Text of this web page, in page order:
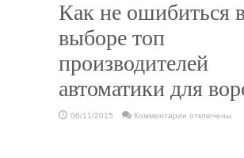
Как не ошибиться
выборе топ
производителей
автоматики для
06/11/2015 Комментарии отключены